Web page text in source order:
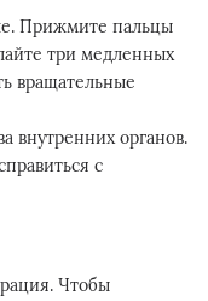
Прижмите пальцы
три медленных
вращательные
внутренних органов.
с
Чтобы